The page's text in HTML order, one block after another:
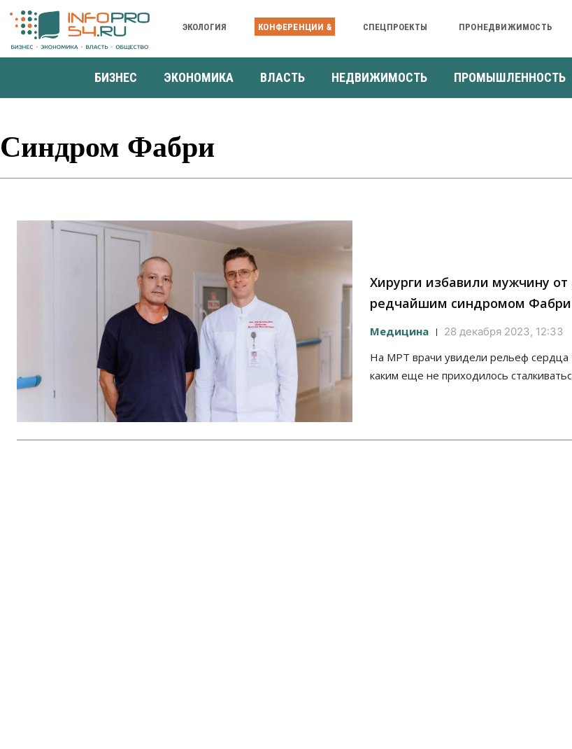
ЭКОЛОГИЯ КОНФЕРЕНЦИИ & СПЕЦПРОЕКТЫ ПРОНЕДВИЖИМОСТЬ
БИЗНЕС ЭКОНОМИКА ВЛАСТЬ НЕДВИЖИМОСТЬ ПРОМЫШЛЕННОСТЬ
Синдром Фабри
Хирурги избавили мужчину
редчайшим синдромом Фабри
Медицина 28 декабря 2023, 12:33
На МРТ врачи увидели рельеф сердца
каким еще не приходилось